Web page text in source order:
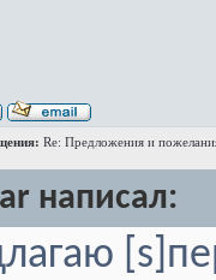
Re: Предложения и
написал: